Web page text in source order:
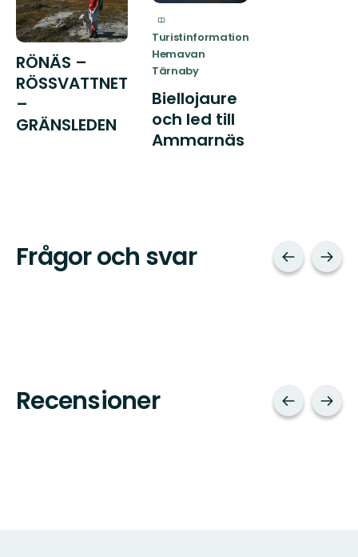
RÖNÄS –
RÖSSVATTNET
–
GRÄNSLEDEN
Turistinformation
Hemavan
Tärnaby
Biellojaure
och led till
Ammarnäs
Frågor och svar
Recensioner